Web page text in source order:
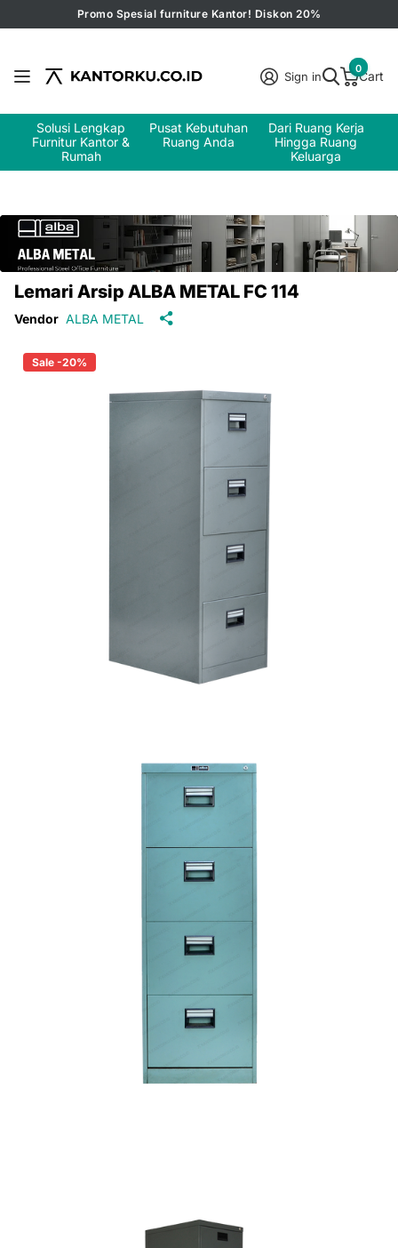
Promo Spesial furniture Kantor! Diskon 20%
Sign in Cart
0
Solusi Lengkap
Furnitur Kantor &
Rumah
Pusat Kebutuhan
Ruang Anda
Dari Ruang Kerja
Hingga Ruang
Keluarga
Lemari Arsip ALBA METAL FC 114
Vendor ALBA METAL
Sale -20%